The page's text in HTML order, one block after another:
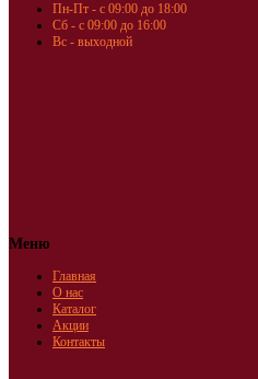
Пн-Пт - с 09:00 до 18:00
Сб - с 09:00 до 16:00
Вс - выходной
Меню
Главная
О нас
Каталог
Акции
Контакты